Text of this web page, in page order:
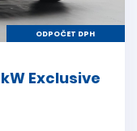
ODPOČET DPH
Exclusive